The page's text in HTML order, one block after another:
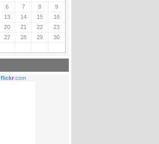
6 7 8
9
13 14 15
16
20 21 22
23
27 28 29
30
flickr.com